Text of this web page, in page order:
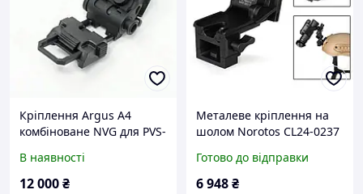
Кріплення Argus A4
комбіноване NVG для PVS-
В наявності
12 000₴
Металеве кріплення на
шолом Norotos CL24-0237
бачення PVS-
7/14/15/18/21/31 з
Готово до відправки
6 948₴